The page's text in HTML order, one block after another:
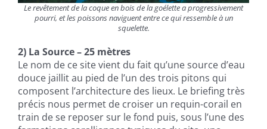
Le revêtement de la coque en bois de la goélette a progressivement
pourri, et les poissons naviguent entre ce qui ressemble à un
squelette.
2) La Source – 25 mètres
Le nom de ce site vient du fait qu’une source d’eau
douce jaillit au pied de l’un des trois pitons qui
composent l’architecture des lieux. Le briefing très
précis nous permet de croiser un requin-corail en
train de se reposer sur le fond puis, sous l’une des